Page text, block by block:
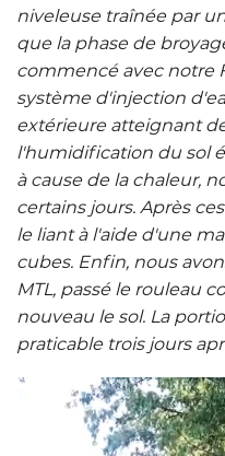
niveleuse traînée par
que la phase de
commencé avec notre
système d'injection
extérieure atteignant
l'humidification du sol
à cause de la chaleur,
certains jours. Après
le liant à l'aide d'une
cubes. Enfin, nous
MTL , passé le rouleau
nouveau le sol. La
praticable trois jours